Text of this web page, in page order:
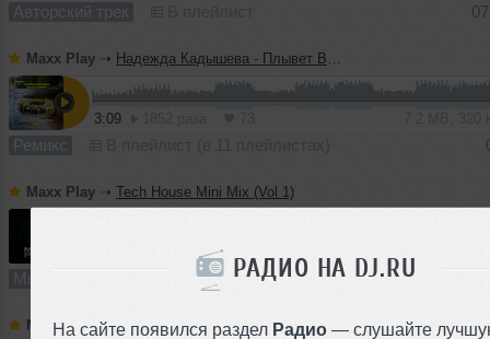
РАДИО НА DJ.RU
На сайте появился раздел Радио — слушайте
Авторский трек
Maxx Play ➝ Надежда Кадышева - Плывет Веночек (Maxx Play & Dj Vampira Arp Bass Remix)
3:09
Ремикс
Maxx Play ➝ Tech House Mini Mix (Vol 1)
1703 раза
Микс В плейлист (в 2 плейлистах)
Maxx Play ➝Татьяна Куртукова - Матушка (Maxx Play Remix 2025)